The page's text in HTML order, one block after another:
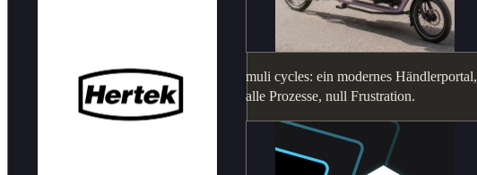
muli cycles: ein modernes Händlerportal,
alle Prozesse, null Frustration.